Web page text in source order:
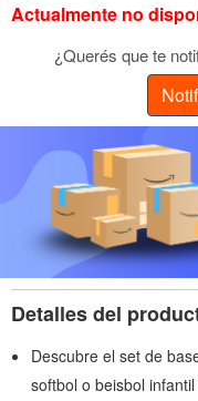
Actualmente no
¿Querés que te
Detalles del
Descubre el set de
softbol o beisbol